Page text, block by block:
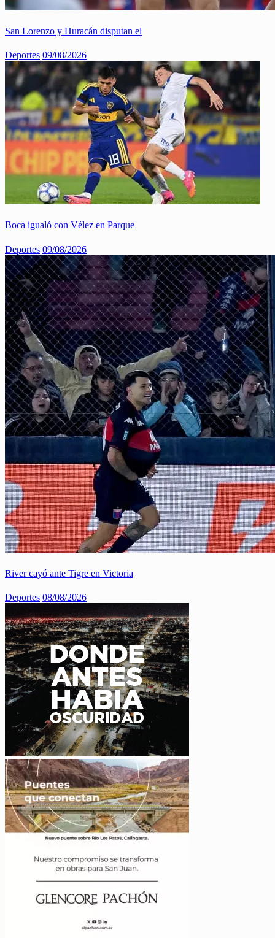
San Lorenzo y Huracán disputan el
Deportes 09/08/2026
Boca igualó con Vélez en Parque
Deportes 09/08/2026
River cayó ante Tigre en Victoria
Deportes 08/08/2026